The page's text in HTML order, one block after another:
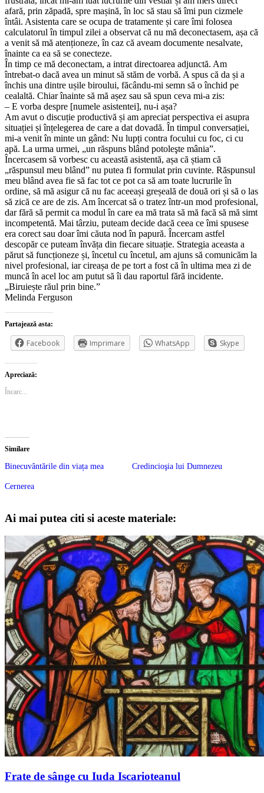
afară, prin zăpadă, spre mașină, în loc să stau să îmi pun cizmele
întâi. Asistenta care se ocupa de tratamente și care îmi folosea
calculatorul în timpul zilei a observat că nu mă deconectasem, așa că
a venit să mă atenționeze, în caz că aveam documente nesalvate,
înainte ca ea să se conecteze.
În timp ce mă deconectam, a intrat directoarea adjunctă. Am
întrebat-o dacă avea un minut să stăm de vorbă. A spus că da și a
închis una dintre ușile biroului, făcându-mi semn să o închid pe
cealaltă. Chiar înainte să mă așez sau să spun ceva mi-a zis:
– E vorba despre [numele asistentei], nu-i așa?
Am avut o discuție productivă și am apreciat perspectiva ei asupra
situației și înțelegerea de care a dat dovadă. În timpul conversației,
mi-a venit în minte un gând: Nu lupți contra focului cu foc, ci cu
apă. La urma urmei, „un răspuns blând potoleşte mânia”.
Încercasem să vorbesc cu această asistentă, așa că știam că
„răspunsul meu blând” nu putea fi formulat prin cuvinte. Răspunsul
meu blând avea fie să fac tot ce pot ca să am toate lucrurile în
ordine, să mă asigur că nu fac aceeași greșeală de două ori și să o las
să zică ce are de zis. Am încercat să o tratez într-un mod profesional,
dar fără să permit ca modul în care ea mă trata să mă facă să mă simt
incompetentă. Mai târziu, puteam decide dacă ceea ce îmi spusese
era corect sau doar îmi căuta nod în papură. Încercam astfel
descopăr ce puteam învăța din fiecare situație. Strategia aceasta a
părut să funcționeze și, încetul cu încetul, am ajuns să comunicăm la
nivel profesional, iar cireașa de pe tort a fost că în ultima mea zi de
muncă în acel loc am putut să îi dau raportul fără incidente.
„Biruiește răul prin bine.”
Melinda Ferguson
Partajează asta:
Facebook Imprimare WhatsApp Skype
Apreciază:
Încarc...
Similare
Binecuvântările din viața mea Credincioşia lui Dumnezeu
Cernerea
Ai mai putea citi si aceste materiale:
Frate de sânge cu Iuda Iscarioteanul